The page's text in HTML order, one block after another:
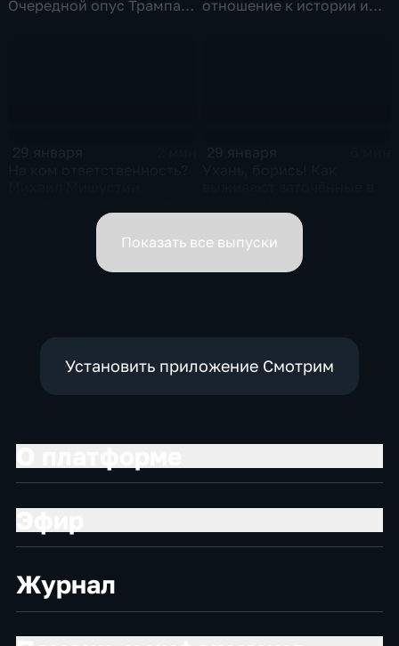
Очередной опус Трампа.
отношение к истории и
вице-премьеров
Показать все выпуски
Установить приложение Смотрим
Журнал